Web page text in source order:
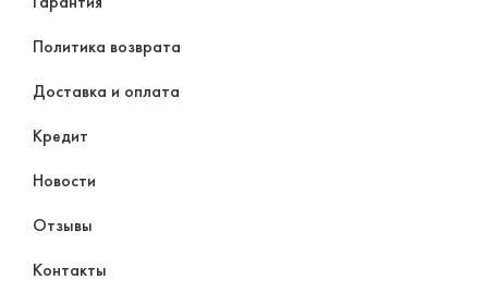
Политика возврата
Доставка и оплата
Кредит
Новости
Отзывы
Контакты